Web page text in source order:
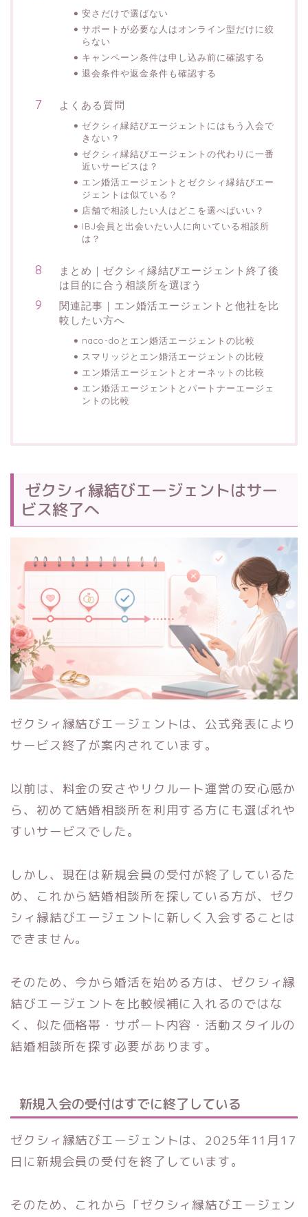
安さだけで選ばない
サポートが必要な人はオンライン型だけに絞
らない
キャンペーン条件は申し込み前に確認する
退会条件や返金条件も確認する
よくある質問
ゼクシィ縁結びエージェントにはもう入会で
きない？
ゼクシィ縁結びエージェントの代わりに一番
近いサービスは？
エン婚活エージェントとゼクシィ縁結びエー
ジェントは似ている？
店舗で相談したい人はどこを選べばいい？
IBJ会員と出会いたい人に向いている相談所
は？
まとめ｜ゼクシィ縁結びエージェント終了後
は目的に合う相談所を選ぼう
関連記事｜エン婚活エージェントと他社を比
較したい方へ
naco-doとエン婚活エージェントの比較
スマリッジとエン婚活エージェントの比較
エン婚活エージェントとオーネットの比較
エン婚活エージェントとパートナーエージェ
ントの比較
ゼクシィ縁結びエージェントはサー
ビス終了へ
ゼクシィ縁結びエージェントは、公式発表により
サービス終了が案内されています。
以前は、料金の安さやリクルート運営の安心感か
ら、初めて結婚相談所を利用する方にも選ばれや
すいサービスでした。
しかし、現在は新規会員の受付が終了しているた
め、これから結婚相談所を探している方が、ゼク
シィ縁結びエージェントに新しく入会することは
できません。
そのため、今から婚活を始める方は、ゼクシィ縁
結びエージェントを比較候補に入れるのではな
く、似た価格帯・サポート内容・活動スタイルの
結婚相談所を探す必要があります。
新規入会の受付はすでに終了している
ゼクシィ縁結びエージェントは、2025年11月17
日に新規会員の受付を終了しています。
そのため、これから「ゼクシィ縁結びエージェン